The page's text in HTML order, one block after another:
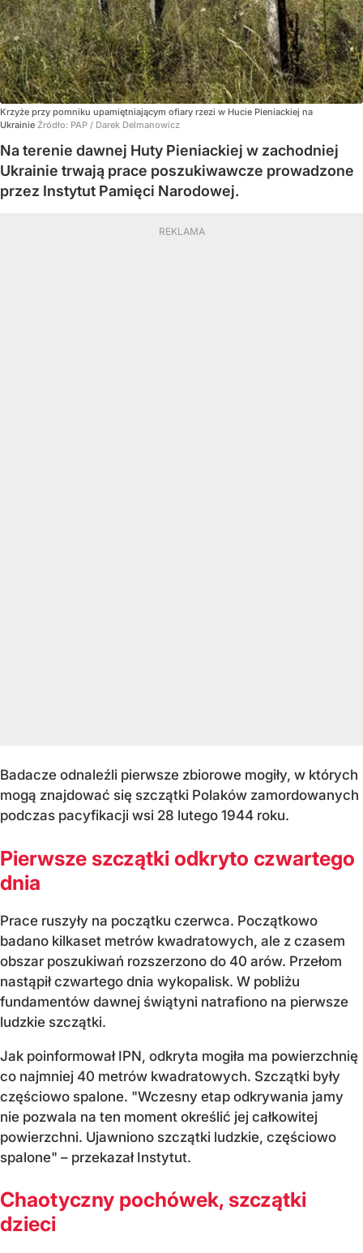
Krzyże przy pomniku upamiętniającym ofiary rzezi w Hucie Pieniackiej na
Ukrainie Źródło: PAP / Darek Delmanowicz
Na terenie dawnej Huty Pieniackiej w zachodniej
Ukrainie trwają prace poszukiwawcze prowadzone
przez Instytut Pamięci Narodowej.
Badacze odnaleźli pierwsze zbiorowe mogiły, w których
mogą znajdować się szczątki Polaków zamordowanych
podczas pacyfikacji wsi 28 lutego 1944 roku.
Pierwsze szczątki odkryto czwartego
dnia
Prace ruszyły na początku czerwca. Początkowo
badano kilkaset metrów kwadratowych, ale z czasem
obszar poszukiwań rozszerzono do 40 arów. Przełom
nastąpił czwartego dnia wykopalisk. W pobliżu
fundamentów dawnej świątyni natrafiono na pierwsze
ludzkie szczątki.
Jak poinformował IPN, odkryta mogiła ma powierzchnię
co najmniej 40 metrów kwadratowych. Szczątki były
częściowo spalone. "Wczesny etap odkrywania jamy
nie pozwala na ten moment określić jej całkowitej
powierzchni. Ujawniono szczątki ludzkie, częściowo
spalone" – przekazał Instytut.
Chaotyczny pochówek, szczątki
dzieci